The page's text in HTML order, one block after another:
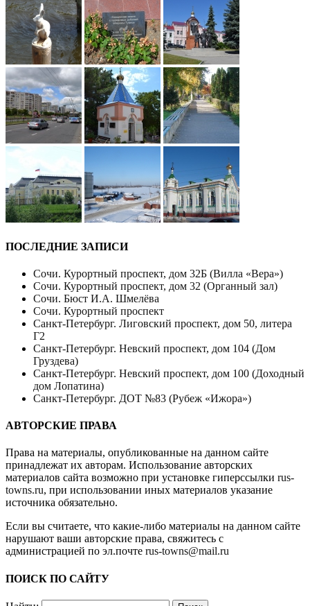
ПОСЛЕДНИЕ ЗАПИСИ
Сочи. Курортный проспект, дом 32Б (Вилла «Вера»)
Сочи. Курортный проспект, дом 32 (Органный зал)
Сочи. Бюст И.А. Шмелёва
Сочи. Курортный проспект
Санкт-Петербург. Лиговский проспект, дом 50, литера
Г2
Санкт-Петербург. Невский проспект, дом 104 (Дом
Груздева)
Санкт-Петербург. Невский проспект, дом 100 (Доходный
дом Лопатина)
Санкт-Петербург. ДОТ №83 (Рубеж «Ижора»)
АВТОРСКИЕ ПРАВА
Права на материалы, опубликованные на данном сайте
принадлежат их авторам. Использование авторских
материалов сайта возможно при установке гиперссылки rus-
towns.ru, при использовании иных материалов указание
источника обязательно.
Если вы считаете, что какие-либо материалы на данном сайте
нарушают ваши авторские права, свяжитесь с
администрацией по эл.почте rus-towns@mail.ru
ПОИСК ПО САЙТУ